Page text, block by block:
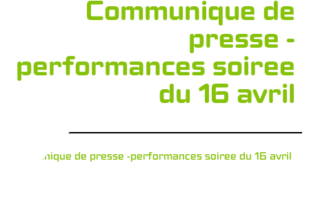
Communique de
presse -
performances soiree
du 16 avril
Communique de presse -performances soiree du 16 avril